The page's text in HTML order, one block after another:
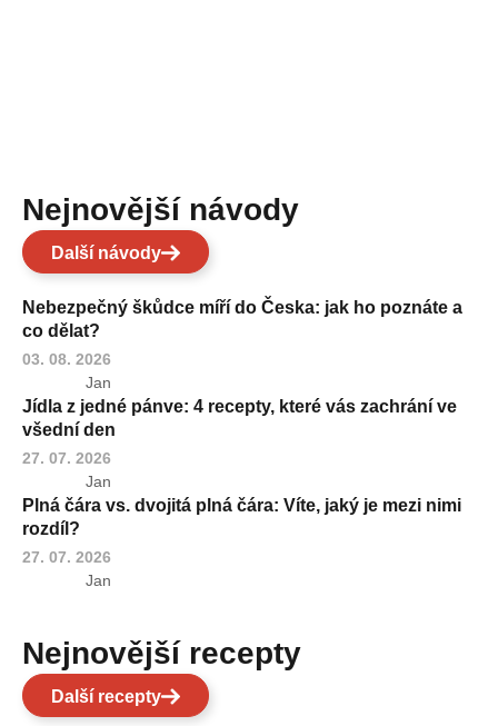
Nejnovější návody
Další návody
Nebezpečný škůdce míří do Česka: jak ho poznáte a
co dělat?
03. 08. 2026
Jan
Jídla z jedné pánve: 4 recepty, které vás zachrání ve
všední den
27. 07. 2026
Jan
Plná čára vs. dvojitá plná čára: Víte, jaký je mezi nimi
rozdíl?
27. 07. 2026
Jan
Nejnovější recepty
Další recepty